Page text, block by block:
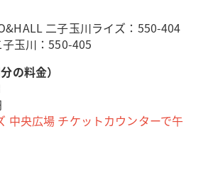
二子玉川ライズ：550-404
玉川：550-405
の料金）
中央広場 チケットカウンターで午